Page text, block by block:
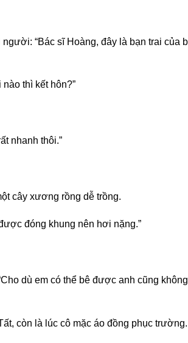
“Bác sĩ Hoàng, đây là bạn trai của
thì kết hôn?”
nhanh thôi.”
cây xương rồng dễ trồng.
đóng khung nên hơi nặng.”
dù em có thể bê được anh cũng
còn là lúc cô mặc áo đồng phục trường.